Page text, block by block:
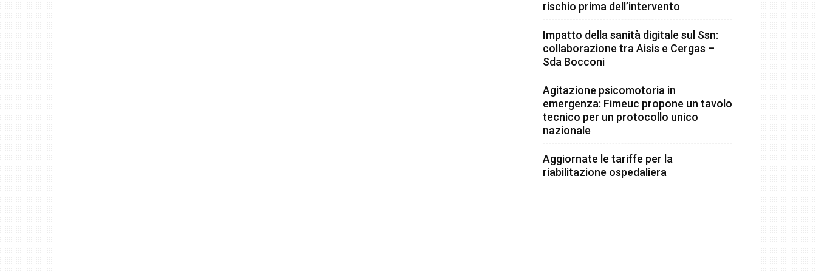
rischio prima dell’intervento
Impatto della sanità digitale sul Ssn:
collaborazione tra Aisis e Cergas –
Sda Bocconi
Agitazione psicomotoria in
emergenza: Fimeuc propone un tavolo
tecnico per un protocollo unico
nazionale
Aggiornate le tariffe per la
riabilitazione ospedaliera